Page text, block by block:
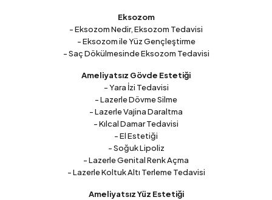
Eksozom
- Eksozom Nedir, Eksozom Tedavisi
- Eksozom ile Yüz Gençleştirme
- Saç Dökülmesinde Eksozom Tedavisi
Ameliyatsız Gövde Estetiği
- Yara İzi Tedavisi
- Lazerle Dövme Silme
- Lazerle Vajina Daraltma
- Kılcal Damar Tedavisi
- El Estetiği
- Soğuk Lipoliz
- Lazerle Genital Renk Açma
- Lazerle Koltuk Altı Terleme Tedavisi
Ameliyatsız Yüz Estetiği